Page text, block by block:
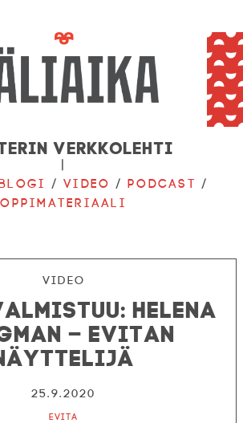
verkkolehti
|
/Video /Podcast /
Oppimateriaali
Video
Helena
– Evitan
25.9.2020
Evita